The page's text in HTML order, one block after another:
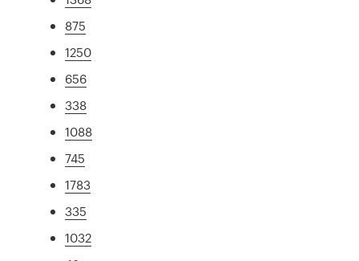
875
1250
656
338
1088
745
1783
335
1032